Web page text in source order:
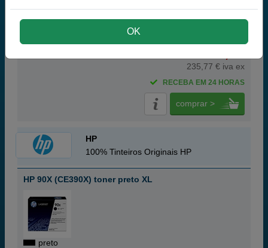
235,77 € iva ex
RECEBA EM 24 HORAS
comprar >
HP
100% Tinteiros Originais HP
HP 90X (CE390X) toner preto XL
preto
OK